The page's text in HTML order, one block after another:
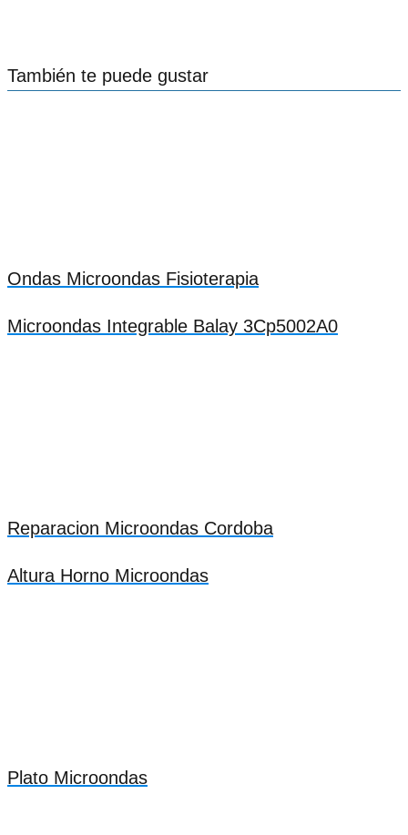
También te puede gustar
Ondas Microondas Fisioterapia
Microondas Integrable Balay 3Cp5002A0
Reparacion Microondas Cordoba
Altura Horno Microondas
Plato Microondas